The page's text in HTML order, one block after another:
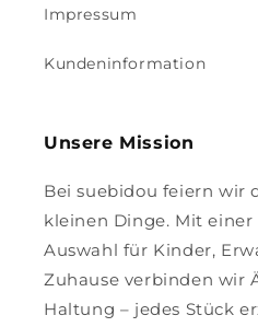
Impressum
Kundeninformation
Unsere Mission
Bei suebidou feiern wir
kleinen Dinge. Mit
Auswahl für Kinder,
Zuhause verbinden wir
Haltung – jedes Stück